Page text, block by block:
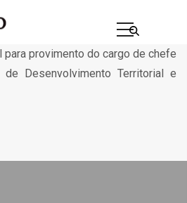
provimento do cargo de chefe
Desenvolvimento Territorial e